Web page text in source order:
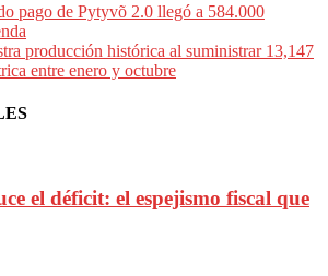
pago de Pytyvõ 2.0 llegó a 584.000
producción histórica al suministrar 13,147
entre enero y octubre
el déficit: el espejismo fiscal que